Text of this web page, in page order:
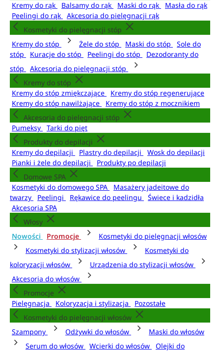
Kremy do rąk
Balsamy do rąk Maski do rąk
Masła do rąk
Peelingi do rąk
Akcesoria do pielęgnacji rąk
Kosmetyki do pielęgnacji stóp
Kremy do stóp
Żele do stóp Maski do stóp
Sole do
stóp
Kuracje do stóp Peelingi do stóp
Dezodoranty do
stóp
Akcesoria do pielęgnacji stóp
Kremy do stóp
Kremy do stóp zmiękczające
Kremy do stóp regenerujące
Kremy do stóp nawilżające
Kremy do stóp z mocznikiem
Akcesoria do pielęgnacji stóp
Pumeksy
Tarki do pięt
Produkty do depilacji
Kremy do depilacji
Plastry do depilacji
Wosk do depilacji
Pianki i żele do depilacji
Produkty po depilacji
Domowe SPA
Kosmetyki do domowego SPA
Masażery jadeitowe do
twarzy
Peelingi Rękawice do peelingu
Świece i kadzidła
Akcesoria SPA
Włosy
Nowości
Promocje
Kosmetyki do pielęgnacji włosów
Kosmetyki do stylizacji włosów
Kosmetyki do
koloryzacji włosów
Urządzenia do stylizacji włosów
Akcesoria do włosów
Promocje
Pielęgnacja
Koloryzacja i stylizacja
Pozostałe
Kosmetyki do pielęgnacji włosów
Szampony
Odżywki do włosów
Maski do włosów
Serum do włosów
Wcierki do włosów
Olejki do